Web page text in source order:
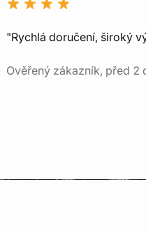
"Rychlá doručení, široký
Ověřený zákazník, před 2